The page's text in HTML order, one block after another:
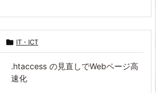
 IT・ICT
.htaccess の見直しでWebページ高
速化